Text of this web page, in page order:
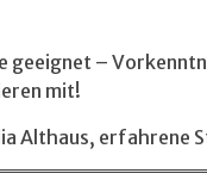
geeignet –
mit!
Althaus, erfahrene